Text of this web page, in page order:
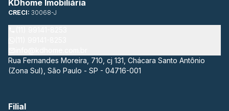
KDhome Imobiliária
CRECI: 30068-J
Rua Fernandes Moreira, 710, cj 131, Chácara Santo Antônio
(Zona Sul), São Paulo - SP - 04716-001
Filial